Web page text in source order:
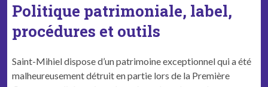
Politique patrimoniale, label,
procédures et outils
Saint-Mihiel dispose d’un patrimoine exceptionnel qui a été
malheureusement détruit en partie lors de la Première